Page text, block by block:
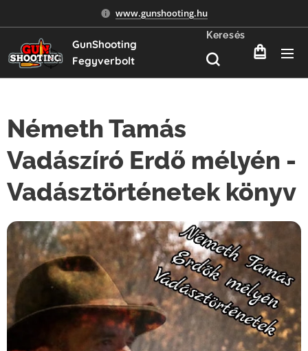
www.gunshooting.hu
GunShooting
Fegyverbolt
Keresés
Németh Tamás
Vadászíró Erdő mélyén -
Vadásztörténetek könyv